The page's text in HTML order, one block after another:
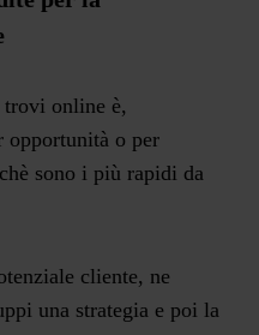
trovi online è,
opportunità o per
sono i più rapidi da
cliente, ne
una strategia e poi la